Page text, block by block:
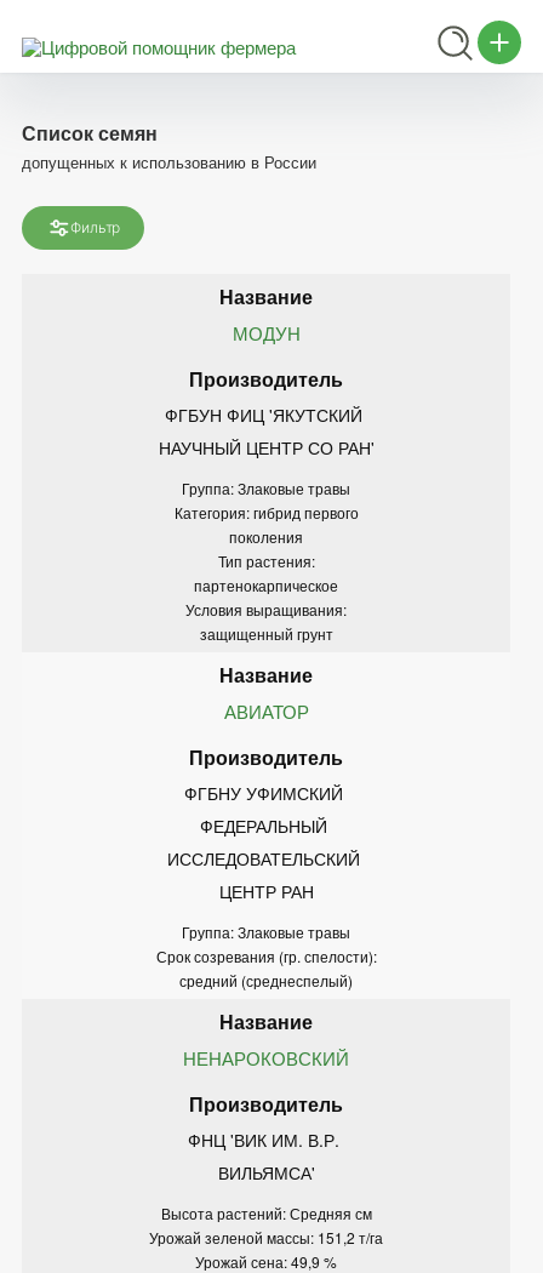
Список семян
допущенных к использованию в России
Фильтр
МОДУН
ФГБУН ФИЦ 'ЯКУТСКИЙ
НАУЧНЫЙ ЦЕНТР СО РАН'
Группа: Злаковые травы
Категория: гибрид первого
поколения
Тип растения:
партенокарпическое
Условия выращивания:
защищенный грунт
АВИАТОР
ФГБНУ УФИМСКИЙ
ФЕДЕРАЛЬНЫЙ
ИССЛЕДОВАТЕЛЬСКИЙ
ЦЕНТР РАН
Группа: Злаковые травы
Срок созревания (гр. спелости):
средний (среднеспелый)
НЕНАРОКОВСКИЙ
ФНЦ 'ВИК ИМ. В.Р.
ВИЛЬЯМСА'
Высота растений: Средняя см
Урожай зеленой массы: 151,2 т/га
Урожай сена: 49,9 %